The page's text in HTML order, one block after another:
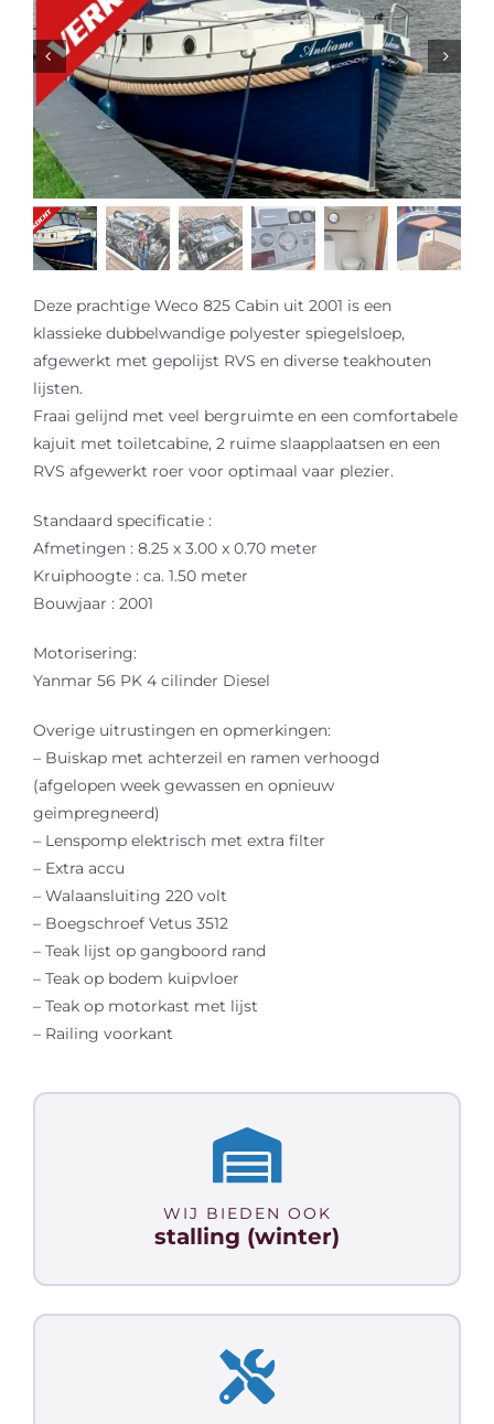
Sloep huren
Afspraak maken
Deze prachtige Weco 825 Cabin uit 2001 is een
klassieke dubbelwandige polyester spiegelsloep,
afgewerkt met gepolijst RVS en diverse teakhouten
lijsten.
Fraai gelijnd met veel bergruimte en een comfortabele
kajuit met toiletcabine, 2 ruime slaapplaatsen en een
RVS afgewerkt roer voor optimaal vaar plezier.
Standaard specificatie :
Afmetingen : 8.25 x 3.00 x 0.70 meter
Kruiphoogte : ca. 1.50 meter
Bouwjaar : 2001
Motorisering:
Yanmar 56 PK 4 cilinder Diesel
Overige uitrustingen en opmerkingen:
– Buiskap met achterzeil en ramen verhoogd
(afgelopen week gewassen en opnieuw
geimpregneerd)
– Lenspomp elektrisch met extra filter
– Extra accu
– Walaansluiting 220 volt
– Boegschroef Vetus 3512
– Teak lijst op gangboord rand
– Teak op bodem kuipvloer
– Teak op motorkast met lijst
– Railing voorkant
WIJ BIEDEN OOK
stalling (winter)